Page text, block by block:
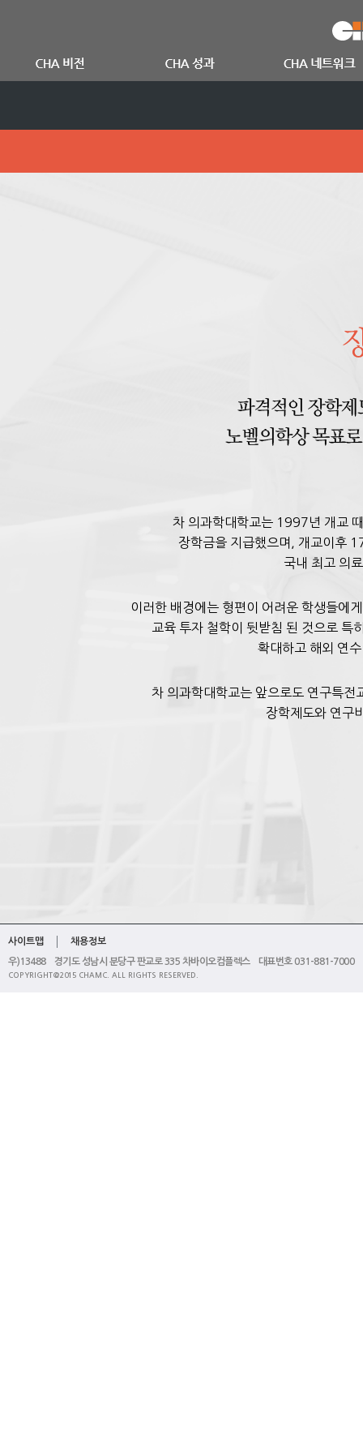
차 의과학대학교는 1997년 개교
장학금을 지급했으며, 개교이후
국내 최고 의
이러한 배경에는 형편이 어려운 학생들에
교육 투자 철학이 뒷받침 된 것으로 특
확대하고 해외 연
차 의과학대학교는 앞으로도 연구특전
장학제도와 연구
사이트맵 채용정보
우)13488 경기도 성남시 분당구 판교로 335 차바이오컴플렉스 대표번호 031-881-7000
COPYRIGHT@2015 CHAMC. ALL RIGHTS RESERVED.